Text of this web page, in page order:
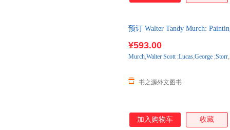
预订 Walter Tandy Murch:
¥593.00
书之源外文图书
Murch,Walter Scott;Lucas,George ;Storr,
加入购物车 收藏